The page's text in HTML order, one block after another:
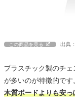
この商品を見る 出典
プラスチック製のチ
が多いのが特徴的です
木質ボードよりも安